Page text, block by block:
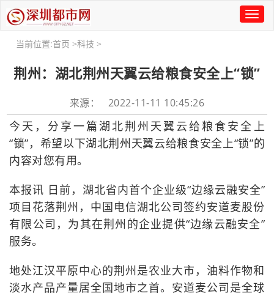
Toggle
当前位置:首页 >科技 >
荆州：湖北荆州天翼云给粮食安全上“锁”
来源： 2022-11-11 10:45:26
今天，分享一篇湖北荆州天翼云给粮食安全上
“锁”，希望以下湖北荆州天翼云给粮食安全上“锁”的
内容对您有用。
本报讯 日前，湖北省内首个企业级“边缘云融安全”
项目花落荆州，中国电信湖北公司签约安道麦股份
有限公司，为其在荆州的企业提供“边缘云融安全”
服务。
地处江汉平原中心的荆州是农业大市，油料作物和
淡水产品产量居全国地市之首。安道麦公司是全球